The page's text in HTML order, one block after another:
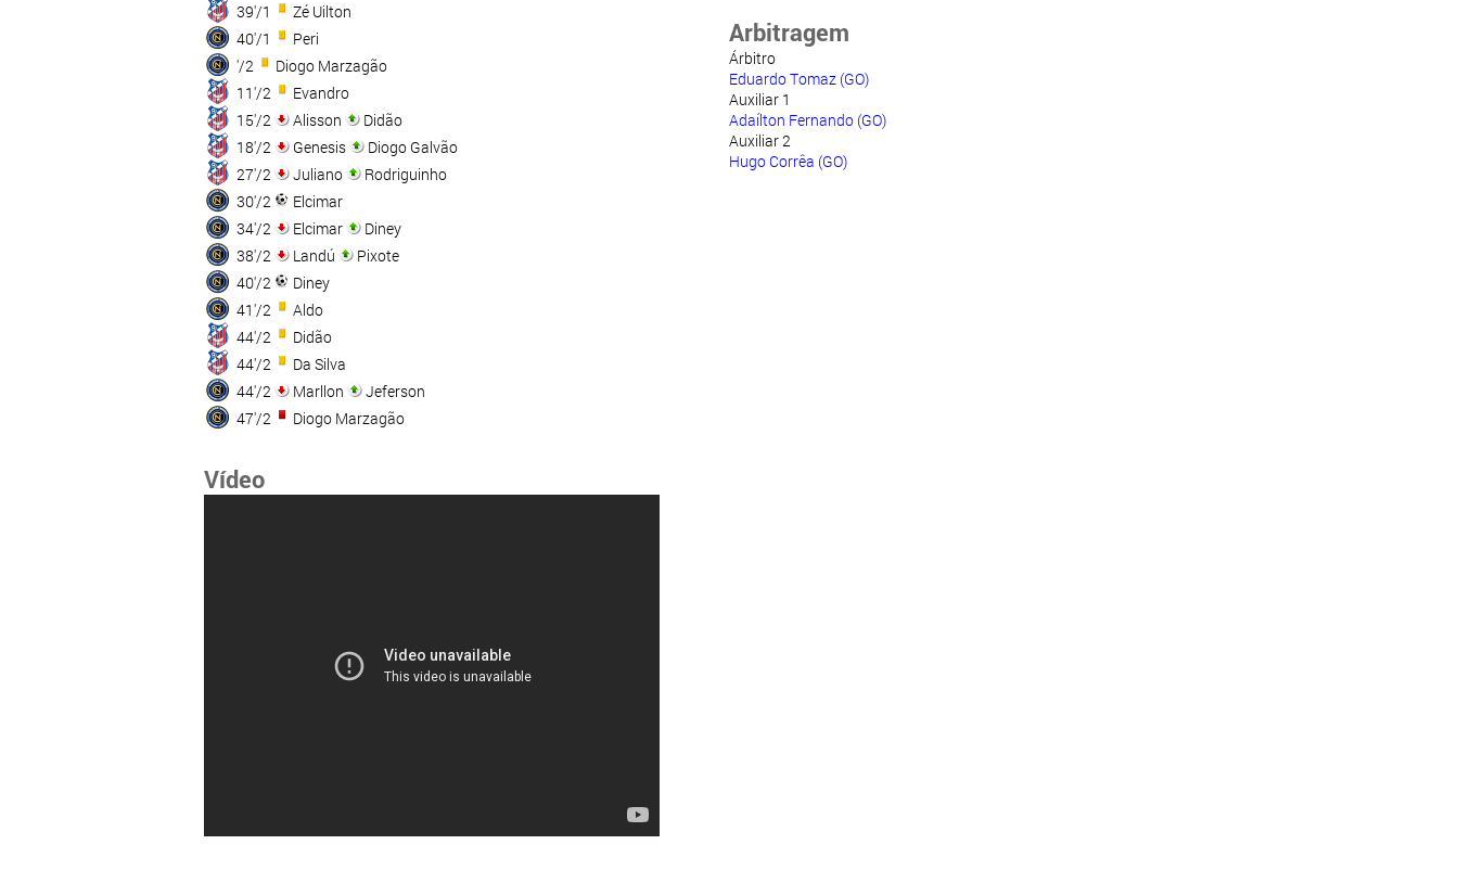
39'/1
Zé Uilton
40'/1
Peri
'/2
Diogo Marzagão
11'/2
Evandro
15'/2
Alisson
Didão
18'/2
Genesis
Diogo Galvão
27'/2
Juliano
Rodriguinho
30'/2
Elcimar
34'/2
Elcimar
Diney
38'/2
Landú
Pixote
40'/2
Diney
41'/2
Aldo
44'/2
Didão
44'/2
Da Silva
44'/2
Marllon
Jeferson
47'/2
Diogo Marzagão
Arbitragem
Árbitro
Eduardo Tomaz (GO)
Auxiliar 1
Adaílton Fernando (GO)
Auxiliar 2
Hugo Corrêa (GO)
Vídeo